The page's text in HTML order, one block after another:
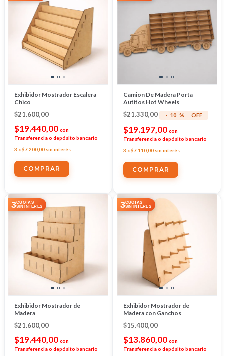
Exhibidor Mostrador Escalera
Chico
$21.600,00
$19.440,00 con
Transferencia o depósito bancario
3 x$7.200,00 sin interés
Camion De Madera Porta
Autitos Hot Wheels
$21.330,00 - 10 % OFF
$19.197,00 con
Transferencia o depósito bancario
3 x$7.110,00 sin interés
3CUOTAS
SIN INTERÉS
Exhibidor Mostrador de
Madera
$21.600,00
$19.440,00 con
Transferencia o depósito bancario
3CUOTAS
SIN INTERÉS
Exhibidor Mostrador de
Madera con Ganchos
$15.400,00
$13.860,00 con
Transferencia o depósito bancario